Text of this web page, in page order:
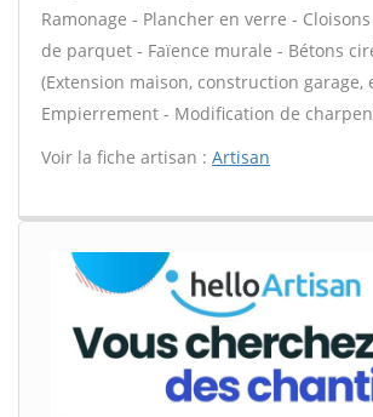
Ramonage - Plancher en verre -
de parquet - Faïence murale - Bétons
(Extension maison, construction garage,
Empierrement - Modification de
Voir la fiche artisan : Artisan